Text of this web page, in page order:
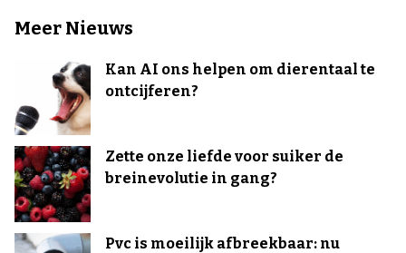
Meer Nieuws
Kan AI ons helpen om dierentaal te
ontcijferen?
Zette onze liefde voor suiker de
breinevolutie in gang?
Pvc is moeilijk afbreekbaar: nu